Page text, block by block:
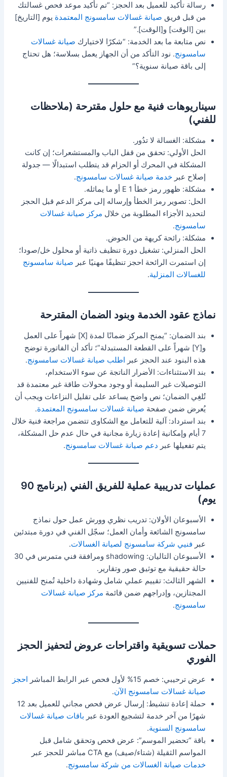
رسالة تأكيد للعميل بعد الحجز: “تم تأكيد موعد فحص غسالتك
من قبل فريق صيانة غسالات سامسونج المعتمدة يوم [التاريخ]
بين [الوقت] و[الوقت].”
نص متابعة ما بعد الخدمة: “شكرًا لاختيارك صيانة غسالات
سامسونج. نود التأكد من أن الجهاز يعمل بسلاسة؛ هل تحتاج
إلى باقة صيانة سنوية؟”
سيناريوهات فنية مع حلول مقترحة (ملاحظات
للفني)
مشكلة: الغسالة لا تدُور.
الحل الأولي: تحقق من قفل الباب والمستشعرات؛ إن كانت
المشكلة في المحرك أو الحزام قد يتطلب استبدالًا — جدولة
إصلاح عبرخدمة صيانة غسالات سامسونج.
مشكلة: ظهور رمز خطأ E 1 أو ما يماثله.
الحل: تصوير رمز الخطأ وإرساله إلى مركز الدعم قبل الحجز
لتحديد الأجزاء المطلوبة من خلال مركز صيانة غسالات
سامسونج.
مشكلة: رائحة كريهة من الحوض.
الحل المنزلي: تشغيل دورة تنظيف ذاتية أو محلول خل/صودا؛
إن استمرت الرائحة احجز تنظيفًا مهنيًا عبر صيانة سامسونج
للغسالات المنزلية.
نماذج عقود الخدمة وبنود الضمان المقترحة
بند الضمان: “يمنح المركز ضمانًا لمدة [X] شهراً على العمل
و[Y] شهراً على القطعة المستبدلة”؛ تأكد أن الفاتورة توضح
هذه البنود عند الحجز عبر اطلب صيانة غسالات سامسونج.
بند الاستثناءات: الأضرار الناتجة عن سوء الاستخدام،
التوصيلات غير السليمة أو وجود محولات طاقة غير معتمدة قد
تُلغِي الضمان؛ نص واضح يساعد على تقليل النزاعات ويجب أن
يُعرض ضمن صفحة صيانة غسالات سامسونج المعتمدة.
بند استرداد: آلية للتعامل مع الشكاوى تتضمن مراجعة فنية خلال
7 أيام وإمكانية إعادة زيارة مجانية في حال عدم حل المشكلة،
يتم تفعيلها عبر دعم صيانة غسالات سامسونج.
عمليات تدريبية عملية للفريق الفني (برنامج 90
يوم)
الأسبوعان الأولان: تدريب نظري وورش عمل حول نماذج
سامسونج الشائعة وأمان العمل؛ سجّل الفني في دورة مبتدئين
عبر فنيي شركة سامسونج لصيانة الغسالات.
الأسبوعان التاليان: shadowing ومرافقة فني متمرس في 30
حالة حقيقية مع توثيق صور وتقارير.
الشهر الثالث: تقييم عملي شامل وشهادة داخلية تُمنح للفنيين
المجتازين، وإدراجهم ضمن قائمة مركز صيانة غسالات
سامسونج.
حملات تسويقية واقتراحات عروض لتحفيز الحجز
الفوري
عرض ترحيبي: خصم 15% لأول فحص عبر الرابط المباشر
احجز
صيانة غسالات سامسونج الآن.
حملة إعادة تنشيط: إرسال عرض فحص مجاني للعميل بعد 12
شهرًا من آخر خدمة لتشجيع العودة عبر باقات صيانة غسالات
سامسونج السنوية.
باقة “تحضير الموسم”: عرض فحص وتحقق شامل قبل
المواسم الثقيلة (شتاء/صيف) مع CTA مباشر للحجز عبر
خدمات صيانة الغسالات من شركة سامسونج.